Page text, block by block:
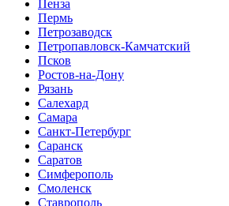
Пенза
Пермь
Петрозаводск
Петропавловск-Камчатский
Псков
Ростов-на-Дону
Рязань
Салехард
Самара
Санкт-Петербург
Саранск
Саратов
Симферополь
Смоленск
Ставрополь